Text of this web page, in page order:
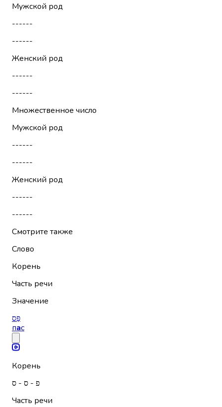
Мужской род
------
------
Женский род
------
------
Множественное число
Мужской род
------
------
Женский род
------
------
Смотрите также
Слово
Корень
Часть речи
Значение
פַּס
пас
Корень
פ - ס - ס
Часть речи